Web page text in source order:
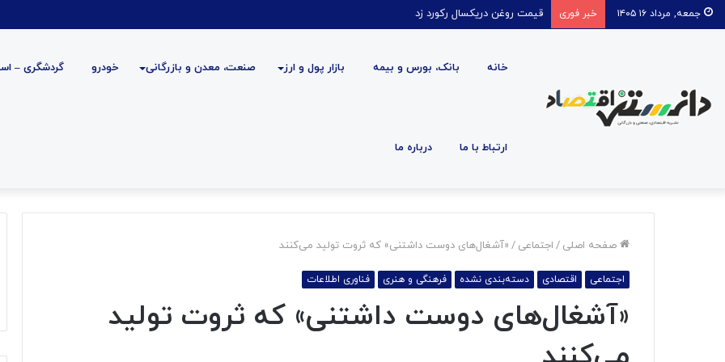
جمعه, مرداد ۱۶ ۱۴۰۵ خبر فوری قیمت روغن دریکسال رکورد زد
خانه بانک، بورس و بیمه بازار پول و ارز صنعت، معدن و بازرگانی خودرو گردشگری –
ارتباط با ما درباره ما
صفحه اصلی / اجتماعی / «آشغال‌های دوست داشتنی» که ثروت تولید می‌کنند
اجتماعی اقتصادی دسته‌بندی نشده فرهنگی و هنری فناوری اطلاعات
«آشغال‌های دوست داشتنی» که ثروت تولید